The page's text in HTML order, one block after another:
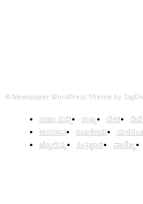
© Newspaper WordPress Theme by
ತಾಜಾ ಸುದ್ದಿ
ರಾಜ್ಯ ದೇಶ
ಅಪರಾಧ
ರಾಜಕೀಯ
ಜ್ಯೋತಿಷ್ಯ
ತಂತ್ರಜ್ಞಾನ ವಾಣಿಜ್ಯ